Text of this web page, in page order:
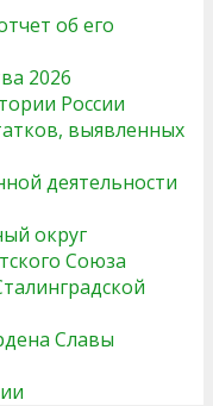
об его
2026
России
выявленных
деятельности
округ
Союза
Славы